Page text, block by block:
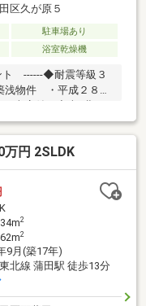
区久が原５
駐車場あり
浴室乾燥機
------◆耐震等級３
物件 ・平成２８年
線「千鳥町」駅まで
６年７月リノベーシ
載◆２階建＋３居室
・住宅性能評価書取
ミストサウナ付
ＩＣ等収納設備
万円 2SLDK
2
2
9月(築17年)
北線 蒲田駅 徒歩13分